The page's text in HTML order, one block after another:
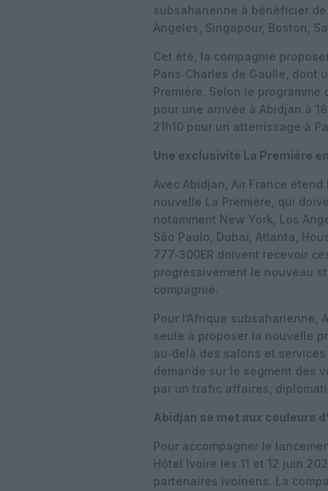
subsaharienne à bénéficier
Angeles, Singapour, Boston,
Cet été, la compagnie
Paris‑Charles de Gaulle, dont
Première. Selon le programme
pour une arrivée à Abidjan à
21h10 pour un atterrissage à
Une exclusivité La Première
Avec Abidjan, Air France
nouvelle La Première, qui
notamment New York, Los
São Paulo, Dubaï, Atlanta,
777‑300ER doivent recevoir
progressivement le nouveau
compagnie.
Pour l’Afrique subsaharienne,
seule à proposer la nouvelle
au‑delà des salons et
demande sur le segment des
par un trafic affaires,
Abidjan se met aux couleurs
Pour accompagner le
Hôtel Ivoire les 11 et 12 juin
partenaires ivoiriens. La